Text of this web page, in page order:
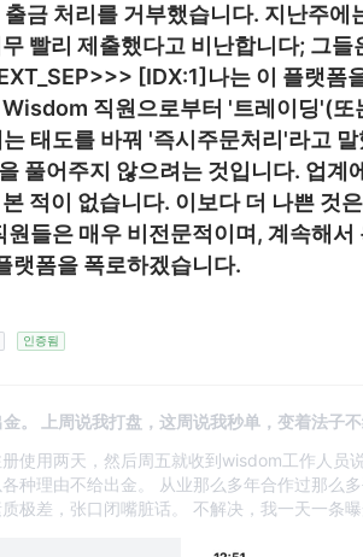
금 처리를 거부했습니다. 지난주에
빨리 제출했다고 비난합니다; 그
[IDX:1]나는 이 플랫폼
직원으로부터 '트레이딩'(또
태도를 바꿔 '즉시주문처리'라고
풀어주지 않으려는 것입니다. 업계
적이 없습니다. 이보다 더 나쁜 것
원들은 매우 비전문적이며, 계속해
랫폼을 폭로하겠습니다.
인증됨
。 上周说我打盘，这周说我秒单，变着法子不
使用两天，然后周五就收到wisdom工作人员
种理由不给出金。 从业那么多年合作过那么
极差，张口闭嘴脏话。 不解决，我一天一条